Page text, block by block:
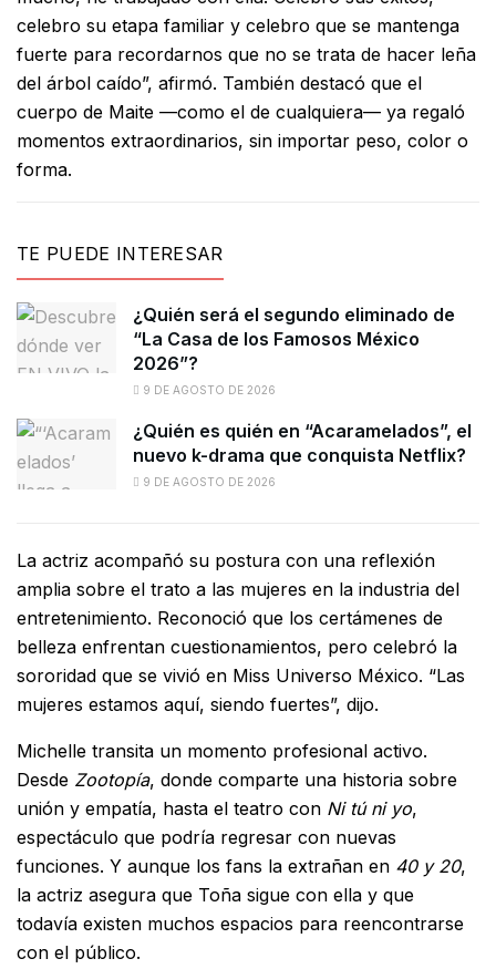
celebro su etapa familiar y celebro que se mantenga
fuerte para recordarnos que no se trata de hacer leña
del árbol caído”, afirmó. También destacó que el
cuerpo de Maite —como el de cualquiera— ya regaló
momentos extraordinarios, sin importar peso, color o
forma.
TE PUEDE INTERESAR
¿Quién será el segundo eliminado de
“La Casa de los Famosos México
2026”?
9 DE AGOSTO DE 2026
¿Quién es quién en “Acaramelados”, el
nuevo k-drama que conquista Netflix?
9 DE AGOSTO DE 2026
La actriz acompañó su postura con una reflexión
amplia sobre el trato a las mujeres en la industria del
entretenimiento. Reconoció que los certámenes de
belleza enfrentan cuestionamientos, pero celebró la
sororidad que se vivió en Miss Universo México. “Las
mujeres estamos aquí, siendo fuertes”, dijo.
Michelle transita un momento profesional activo.
Desde Zootopía, donde comparte una historia sobre
unión y empatía, hasta el teatro con Ni tú ni yo,
espectáculo que podría regresar con nuevas
funciones. Y aunque los fans la extrañan en 40 y 20,
la actriz asegura que Toña sigue con ella y que
todavía existen muchos espacios para reencontrarse
con el público.